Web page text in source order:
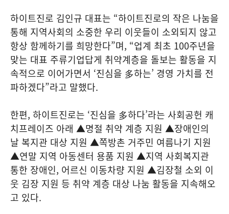
하이트진로 김인규 대표는 “하이트진로의 작은 나눔을
통해 지역사회의 소중한 우리 이웃들이 소외되지 않고
항상 함께하기를 희망한다”며, “업계 최초 100주년을
맞는 대표 주류기업답게 취약계층을 돌보는 활동을 지
속적으로 이어가면서 ‘진심을 多하는’ 경영 가치를 전
파하겠다”라고 말했다.
한편, 하이트진로는 ‘진심을 多하다’라는 사회공헌 캐
치프레이즈 아래 ▲명절 취약 계층 지원 ▲장애인의
날 복지관 대상 지원 ▲쪽방촌 거주민 여름나기 지원
▲연말 지역 아동센터 용품 지원 ▲지역 사회복지관
통한 장애인, 어르신 이동차량 지원 ▲김장철 소외 이
웃 김장 지원 등 취약 계층 대상 나눔 활동을 지속해오
고 있다.